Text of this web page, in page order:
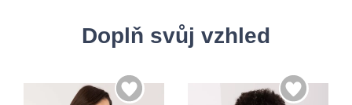
Doplň svůj vzhled